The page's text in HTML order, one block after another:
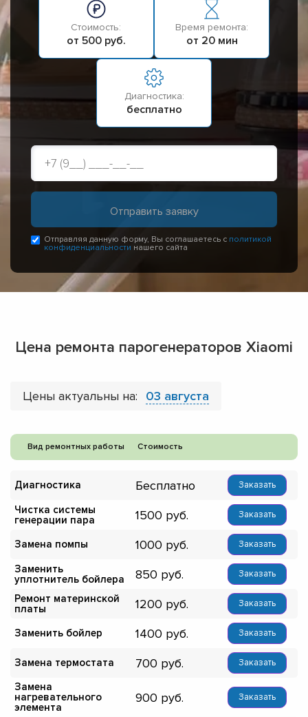
Стоимость:
от 500 руб.
Время ремонта:
от 20 мин
Диагностика:
бесплатно
Отправляя данную форму, Вы соглашаетесь с политикой
конфиденциальности нашего сайта
Цена ремонта парогенераторов Xiaomi
Цены актуальны на: 03 августа
Вид ремонтных работы Стоимость
Диагностика Бесплатно Заказать
Чистка системы
генерации пара
1500 Заказать
Замена помпы 1000 Заказать
Заменить
уплотнитель бойлера
850 Заказать
Ремонт материнской
платы
1200 Заказать
Заменить бойлер 1400 Заказать
Замена термостата 700 Заказать
Замена
нагревательного
элемента
900 Заказать